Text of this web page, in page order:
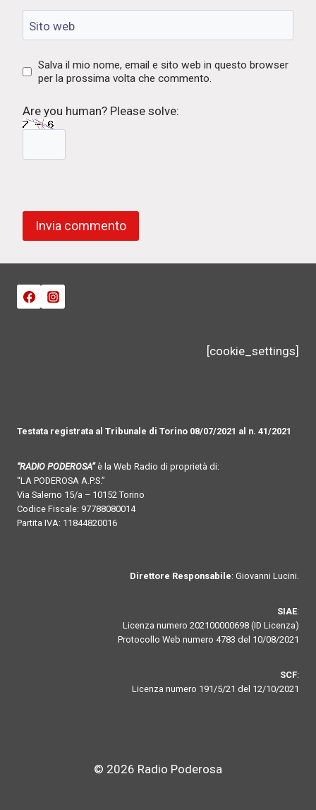
Sito web
Salva il mio nome, email e sito web in questo browser
per la prossima volta che commento.
Are you human? Please solve:
[cookie_settings]
Testata registrata al Tribunale di Torino 08/07/2021 al n. 41/2021
“RADIO PODEROSA”è la Web Radio di proprietà di:
“LA PODEROSA A.P.S.”
Via Salerno 15/a – 10152 Torino
Codice Fiscale: 97788080014
Partita IVA: 11844820016
Direttore Responsabile: Giovanni Lucini.
SIAE:
Licenza numero 202100000698 (ID Licenza)
Protocollo Web numero 4783 del 10/08/2021
SCF:
Licenza numero 191/5/21 del 12/10/2021
© 2026 Radio Poderosa